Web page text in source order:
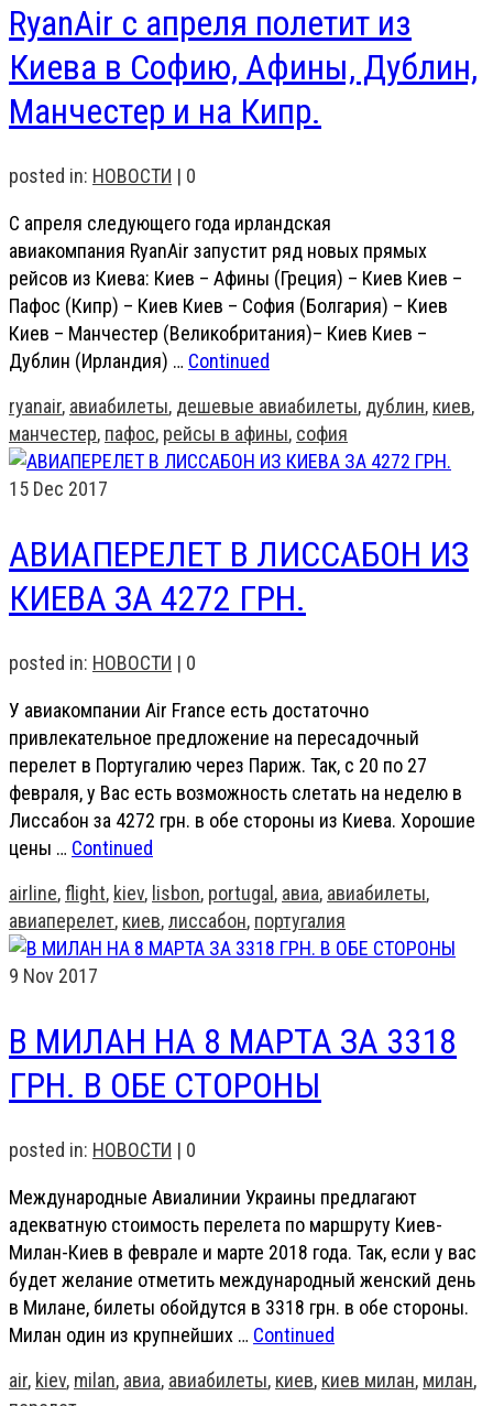
RyanAir с апреля полетит из
Киева в Софию, Афины, Дублин,
Манчестер и на Кипр.
posted in: НОВОСТИ | 0
С апреля следующего года ирландская
авиакомпания RyanAir запустит ряд новых прямых
рейсов из Киева: Киев – Афины (Греция) – Киев Киев –
Пафос (Кипр) – Киев Киев – София (Болгария) – Киев
Киев – Манчестер (Великобритания)– Киев Киев –
Дублин (Ирландия) … Continued
ryanair, авиабилеты, дешевые авиабилеты, дублин, киев,
манчестер, пафос, рейсы в афины, софия
15 Dec 2017
АВИАПЕРЕЛЕТ В ЛИССАБОН ИЗ
КИЕВА ЗА 4272 ГРН.
posted in: НОВОСТИ | 0
У авиакомпании Air France есть достаточно
привлекательное предложение на пересадочный
перелет в Португалию через Париж. Так, с 20 по 27
февраля, у Вас есть возможность слетать на неделю в
Лиссабон за 4272 грн. в обе стороны из Киева. Хорошие
цены … Continued
airline,flight, kiev, lisbon, portugal , авиа, авиабилеты,
авиаперелет, киев,лиссабон, португалия
9 Nov 2017
В МИЛАН НА 8 МАРТА ЗА 3318
ГРН. В ОБЕ СТОРОНЫ
posted in: НОВОСТИ | 0
Международные Авиалинии Украины предлагают
адекватную стоимость перелета по маршруту Киев-
Милан-Киев в феврале и марте 2018 года. Так, если у вас
будет желание отметить международный женский день
в Милане, билеты обойдутся в 3318 грн. в обе стороны.
Милан один из крупнейших … Continued
air, kiev, milan, авиа, авиабилеты, киев, киев милан, милан,